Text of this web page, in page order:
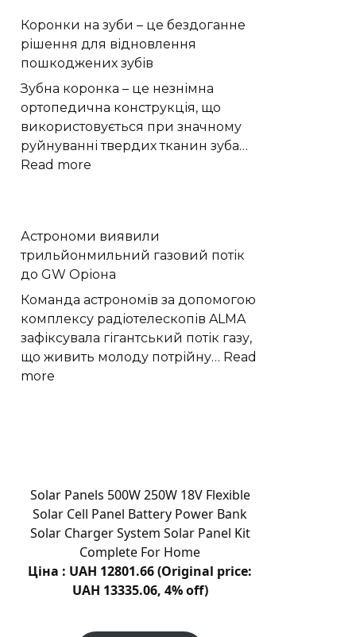
для
прикраси
Коронки на зуби – це бездоганне
рішення для відновлення
пошкоджених зубів
Зубна коронка – це незнімна
ортопедична конструкція, що
використовується при значному
руйнуванні твердих тканин зуба…
Read more
–
це
бездоганне
рішення
для
відновлення
пошкоджених
Астрономи виявили
трильйонмильний газовий потік
до GW Оріона
Команда астрономів за допомогою
комплексу радіотелескопів ALMA
зафіксувала гігантський потік газу,
що живить молоду потрійну… Read
more
до
GW
Оріона
Solar Panels 500W 250W 18V Flexible
Solar Cell Panel Battery Power Bank
Solar Charger System Solar Panel Kit
Complete For Home
Ціна : UAH 12801.66 (Original price:
UAH 13335.06, 4% off)